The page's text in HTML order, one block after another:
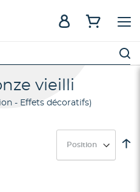
vieilli
- Effets décoratifs